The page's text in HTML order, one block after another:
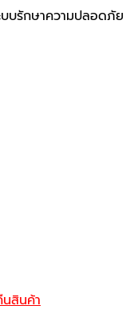
บบรักษาความปลอดภัย
นสินค้า